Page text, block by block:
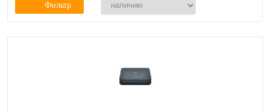
Фильтр